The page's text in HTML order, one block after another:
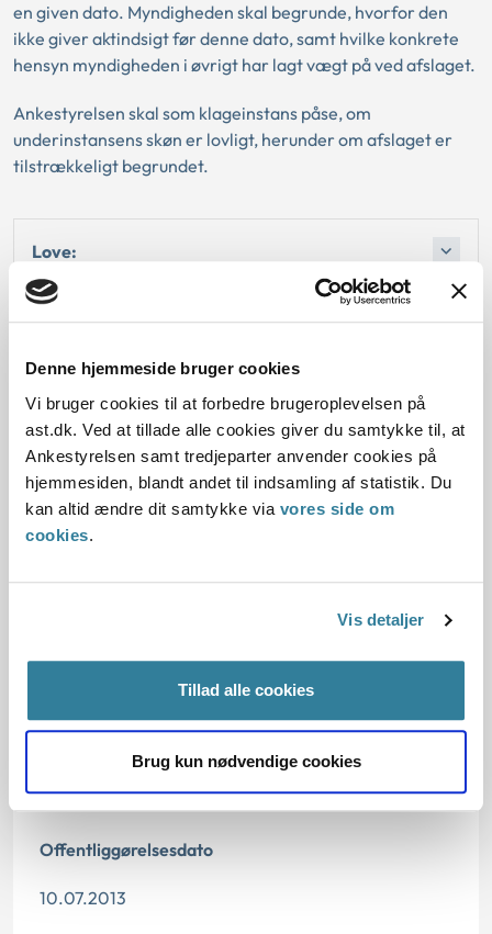
Denne hjemmeside bruger cookies
Vi bruger cookies til at forbedre brugeroplevelsen på
ast.dk. Ved at tillade alle cookies giver du samtykke til, at
Ankestyrelsen samt tredjeparter anvender cookies på
hjemmesiden, blandt andet til indsamling af statistik. Du
kan altid ændre dit samtykke via vores side om
cookies.
Vis detaljer
Tillad alle cookies
Brug kun nødvendige cookies
en given dato. Myndigheden skal begrunde, hvorfor den
ikke giver aktindsigt før denne dato, samt hvilke konkrete
hensyn myndigheden i øvrigt har lagt vægt på ved afslaget.
Ankestyrelsen skal som klageinstans påse, om
underinstansens skøn er lovligt, herunder om afslaget er
tilstrækkeligt begrundet.
Love:
1. Baggrund for at behandle sagen
2. Reglerne
4. Den konkrete afgørelse
Dato for underskrift
01.09.2012
Offentliggørelsesdato
10.07.2013